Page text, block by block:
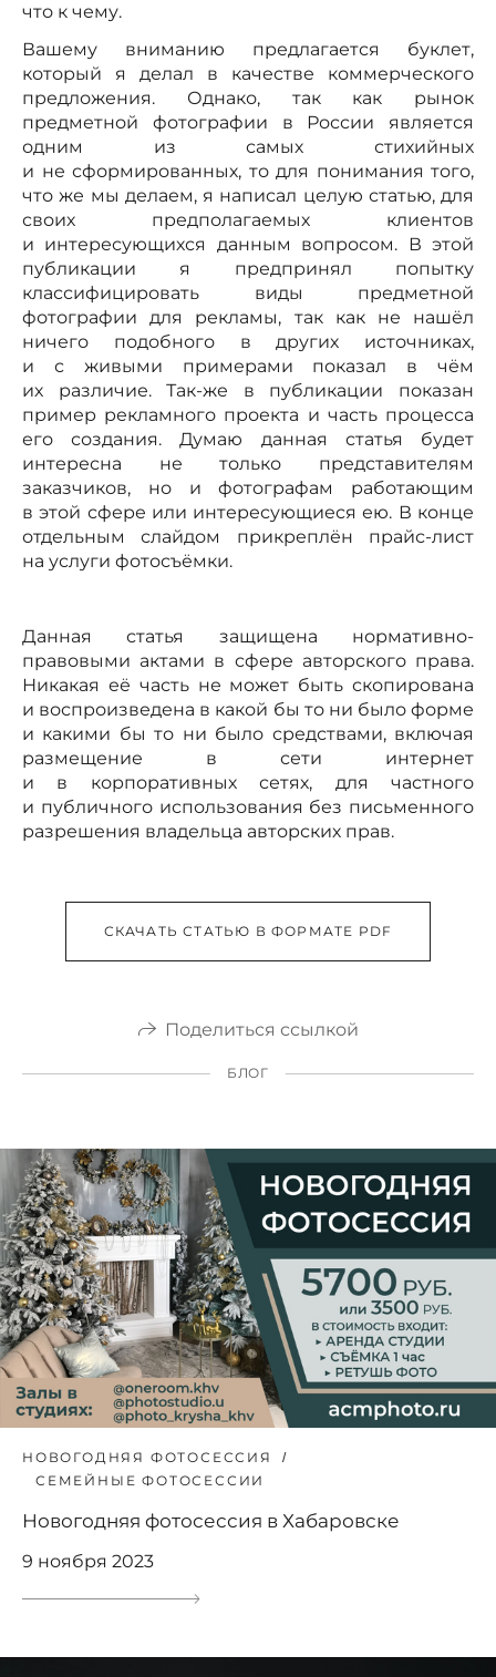
что к чему.
Вашему вниманию предлагается буклет,
который я делал в качестве коммерческого
предложения. Однако, так как рынок
предметной фотографии в России является
одним из самых стихийных
и не сформированных, то для понимания того,
что же мы делаем, я написал целую статью, для
своих предполагаемых клиентов
и интересующихся данным вопросом. В этой
публикации я предпринял попытку
классифицировать виды предметной
фотографии для рекламы, так как не нашёл
ничего подобного в других источниках,
и с живыми примерами показал в чём
их различие. Так-же в публикации показан
пример рекламного проекта и часть процесса
его создания. Думаю данная статья будет
интересна не только представителям
заказчиков, но и фотографам работающим
в этой сфере или интересующиеся ею. В конце
отдельным слайдом прикреплён прайс-лист
на услуги фотосъёмки.
Данная статья защищена нормативно-
правовыми актами в сфере авторского права.
Никакая её часть не может быть скопирована
и воспроизведена в какой бы то ни было форме
и какими бы то ни было средствами, включая
размещение в сети интернет
и в корпоративных сетях, для частного
и публичного использования без письменного
разрешения владельца авторских прав.
СКАЧАТЬ СТАТЬЮ В ФОРМАТЕ PDF
Поделиться ссылкой
БЛОГ
НОВОГОДНЯЯ ФОТОСЕССИЯ
СЕМЕЙНЫЕ ФОТОСЕССИИ
Новогодняя фотосессия в Хабаровске
9 ноября 2023